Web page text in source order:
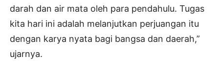
darah dan air mata oleh para pendahulu. Tugas
kita hari ini adalah melanjutkan perjuangan itu
dengan karya nyata bagi bangsa dan daerah,”
ujarnya.